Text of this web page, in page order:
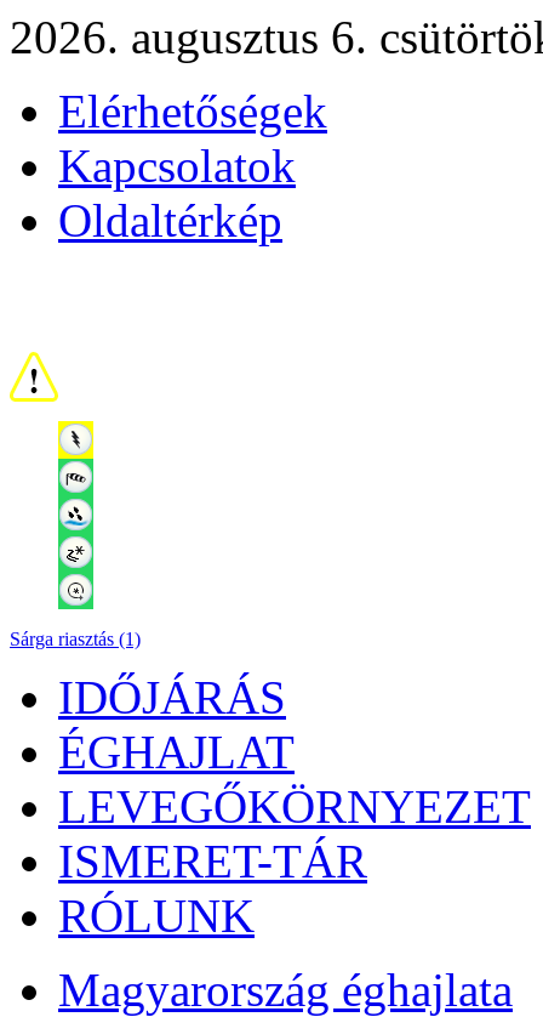
2026. augusztus 6.
Elérhetőségek
Kapcsolatok
Oldaltérkép
Sárga riasztás (1)
IDŐJÁRÁS
ÉGHAJLAT
LEVEGŐKÖRNYEZET
ISMERET-TÁR
RÓLUNK
Magyarország éghajlata